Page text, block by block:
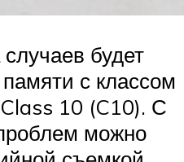
будет
с классом
10 (C10). С
можно